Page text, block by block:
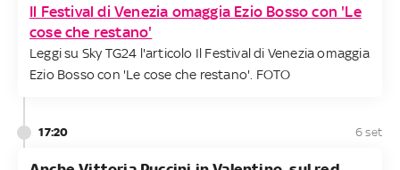
Il Festival di Venezia omaggia Ezio Bosso con 'Le
cose che restano'
Leggi su Sky TG24 l'articolo Il Festival di Venezia omaggia
Ezio Bosso con 'Le cose che restano'. FOTO
17:20 6 set